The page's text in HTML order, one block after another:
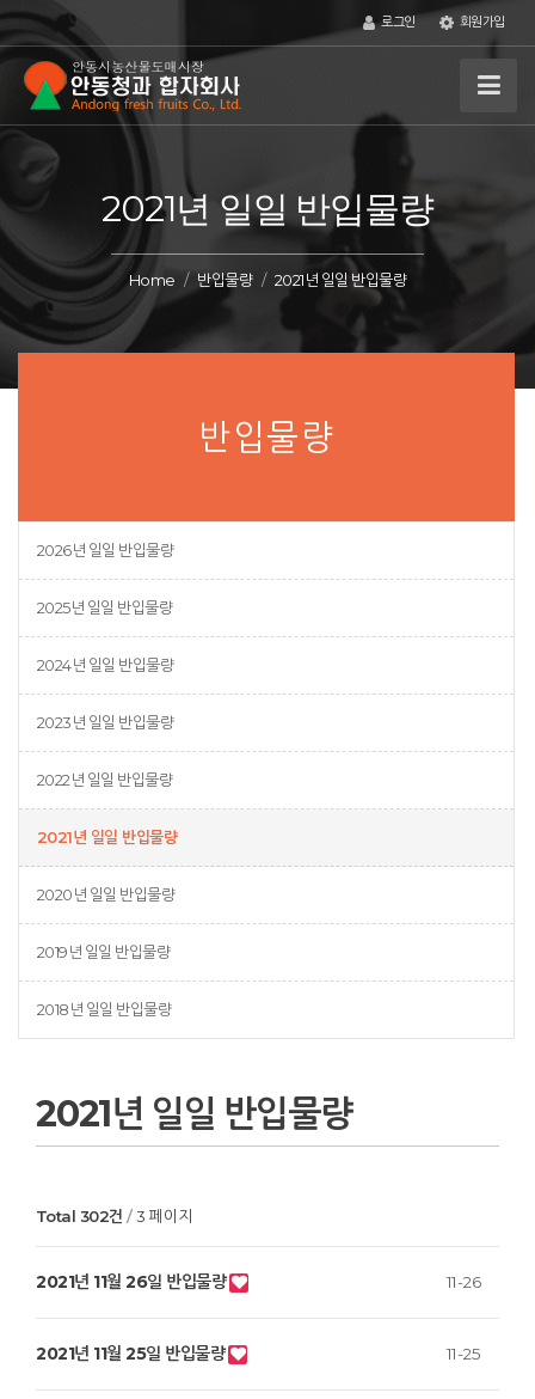
로그인 회원가입
2021년 일일 반입물량
Home 반입물량 2021년 일일 반입물량
반입물량
2026년 일일 반입물량
2025년 일일 반입물량
2024년 일일 반입물량
2023년 일일 반입물량
2022년 일일 반입물량
2021년 일일 반입물량
2020년 일일 반입물량
2019년 일일 반입물량
2018년 일일 반입물량
2021년 일일 반입물량
Total 302건 3 페이지
2021년 11월 26일 반입물량 11-26
2021년 11월 25일 반입물량 11-25